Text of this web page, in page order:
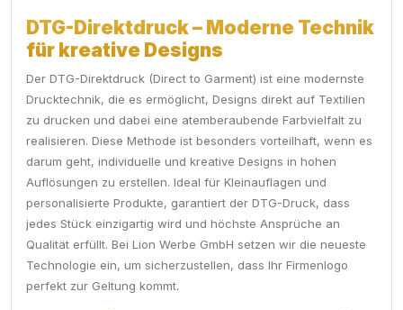
DTG-Direktdruck – Moderne Technik
für kreative Designs
Der DTG-Direktdruck (Direct to Garment) ist eine modernste
Drucktechnik, die es ermöglicht, Designs direkt auf Textilien
zu drucken und dabei eine atemberaubende Farbvielfalt zu
realisieren. Diese Methode ist besonders vorteilhaft, wenn es
darum geht, individuelle und kreative Designs in hohen
Auflösungen zu erstellen. Ideal für Kleinauflagen und
personalisierte Produkte, garantiert der DTG-Druck, dass
jedes Stück einzigartig wird und höchste Ansprüche an
Qualität erfüllt. Bei Lion Werbe GmbH setzen wir die neueste
Technologie ein, um sicherzustellen, dass Ihr Firmenlogo
perfekt zur Geltung kommt.